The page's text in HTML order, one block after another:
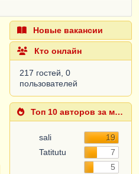
Новые вакансии
Кто онлайн
217 гостей, 0
пользователей
Топ 10 авторов за месяц
sali
19
Tatitutu
7
5